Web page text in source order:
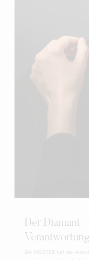
Der Diamant
Bei MEISTER hat die